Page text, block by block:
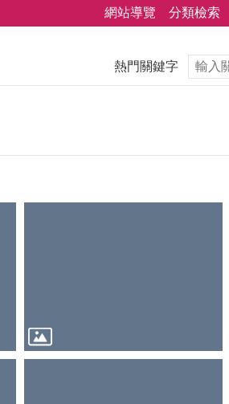
網站導覽 分類檢索
熱門關鍵字